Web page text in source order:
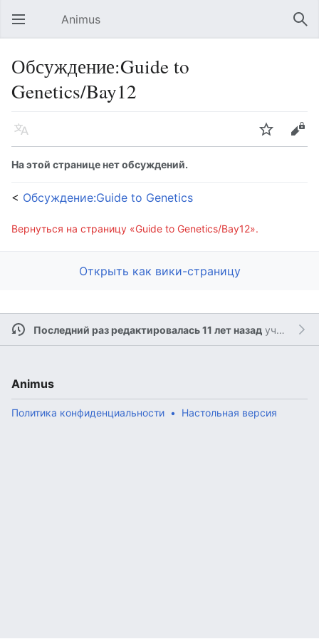
Открыть главное меню Animus
Обсуждение:Guide to
Genetics/Bay12
Язык Следить
На этой странице нет обсуждений.
< Обсуждение:Guide to Genetics
Вернуться на страницу «Guide to Genetics/Bay12».
Открыть как вики-страницу
Последний раз редактировалась 11 лет назадучастником
Animus
Политика конфиденциальности Настольная версия